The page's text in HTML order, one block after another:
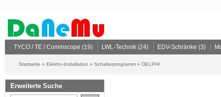
TYCO / TE / Commscope (19) LWL-Technik (24) EDV-Schränke (3)
Startseite » Elektro-Installation » Schalterprogramm » DELPHI
Erweiterte Suche